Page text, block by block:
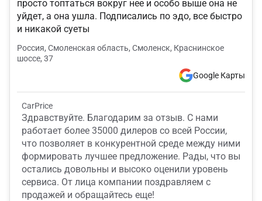
просто топтаться вокруг нее и особо выше она не
уйдет, а она ушла. Подписались по эдо, все быстро
и никакой суеты
Россия, Смоленская область, Смоленск, Краснинское
шоссе, 37
Google Карты
CarPrice
Здравствуйте. Благодарим за отзыв. С нами
работает более 35000 дилеров со всей России,
что позволяет в конкурентной среде между ними
формировать лучшее предложение. Рады, что вы
остались довольны и высоко оценили уровень
сервиса. От лица компании поздравляем с
продажей и обращайтесь еще!